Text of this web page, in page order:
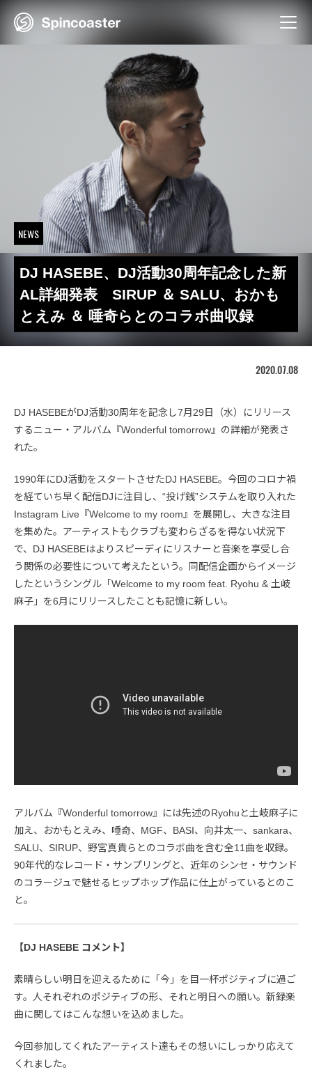
Skip
NEWS
DJ HASEBE、DJ活動30周年記念した新
AL詳細発表 SIRUP ＆ SALU、おかも
とえみ ＆ 唾奇らとのコラボ曲収録
2020.07.08
DJ HASEBEがDJ活動30周年を記念し7月29日（水）にリリース
するニュー・アルバム『Wonderful tomorrow』の詳細が発表さ
れた。
1990年にDJ活動をスタートさせたDJ HASEBE。今回のコロナ禍
を経ていち早く配信DJに注目し、“投げ銭”システムを取り入れた
Instagram Live『Welcome to my room』を展開し、大きな注目
を集めた。アーティストもクラブも変わらざるを得ない状況下
で、DJ HASEBEはよりスピーディにリスナーと音楽を享受し合
う関係の必要性について考えたという。同配信企画からイメージ
したというシングル「Welcome to my room feat. Ryohu & 土岐
麻子」を6月にリリースしたことも記憶に新しい。
アルバム『Wonderful tomorrow』には先述のRyohuと土岐麻子に
加え、おかもとえみ、唾奇、MGF、BASI、向井太一、sankara、
SALU、SIRUP、野宮真貴らとのコラボ曲を含む全11曲を収録。
90年代的なレコード・サンプリングと、近年のシンセ・サウンド
のコラージュで魅せるヒップホップ作品に仕上がっているとのこ
と。
【DJ HASEBE コメント】
素晴らしい明日を迎えるために「今」を目一杯ポジティブに過ご
す。人それぞれのポジティブの形、それと明日への願い。新録楽
曲に関してはこんな想いを込めました。
今回参加してくれたアーティスト達もその想いにしっかり応えて
くれました。